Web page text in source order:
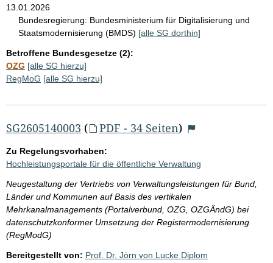
13.01.2026
Bundesregierung: Bundesministerium für Digitalisierung und
Staatsmodernisierung (BMDS) [alle SG dorthin]
Betroffene Bundesgesetze (2):
OZG [alle SG hierzu]
RegMoG [alle SG hierzu]
SG2605140003 ( PDF - 34 Seiten)
Zu Regelungsvorhaben:
Hochleistungsportale für die öffentliche Verwaltung
Neugestaltung der Vertriebs von Verwaltungsleistungen für Bund,
Länder und Kommunen auf Basis des vertikalen
Mehrkanalmanagements (Portalverbund, OZG, OZGÄndG) bei
datenschutzkonformer Umsetzung der Registermodernisierung
(RegModG)
Bereitgestellt von: Prof. Dr. Jörn von Lucke Diplom